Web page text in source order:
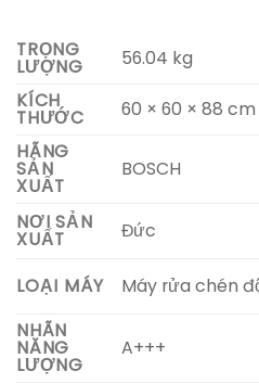
TRỌNG
LƯỢNG
56.04 kg
KÍCH
THƯỚC
60 × 60 × 88 cm
HÃNG
SẢN
XUẤT
BOSCH
NƠI SẢN
XUẤT Đức
LOẠI MÁY
Máy rửa chén
NHÃN
NĂNG
LƯỢNG
A+++